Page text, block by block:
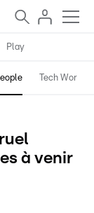
Play
Tech World
à venir